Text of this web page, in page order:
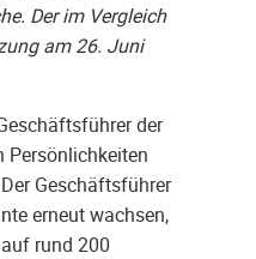
Der im Vergleich
am 26. Juni
der
Persönlichkeiten
Geschäftsführer
erneut wachsen,
rund 200